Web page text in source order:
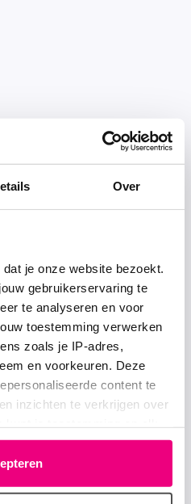
Over
je onze website bezoekt.
gebruikerservaring te
te analyseren en voor
toestemming verwerken
zoals je IP-adres,
en voorkeuren. Deze
content te
inzichten te verkrijgen over
via het cookie-icoontje
met partners is te vinden